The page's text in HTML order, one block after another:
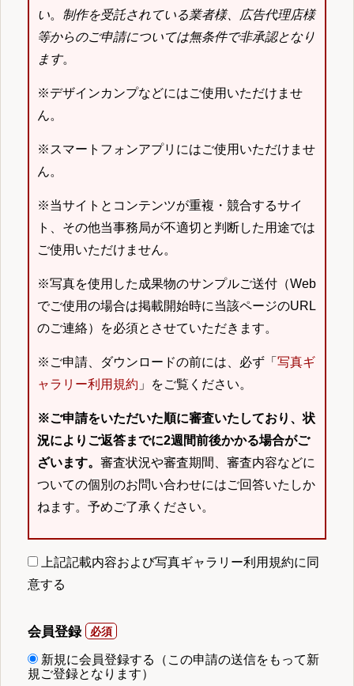
い。 制作を受託されている業者様、広告代理店様
等からのご申請については無条件で非承認となり
ます。
※デザインカンプなどにはご使用いただけませ
ん。
※スマートフォンアプリにはご使用いただけませ
ん。
※当サイトとコンテンツが重複・競合するサイ
ト、その他当事務局が不適切と判断した用途では
ご使用いただけません。
※写真を使用した成果物のサンプルご送付（Web
でご使用の場合は掲載開始時に当該ページのURL
のご連絡）を必須とさせていただきます。
※ご申請、ダウンロードの前には、必ず「 写真ギ
ャラリー利用規約 」をご覧ください。
※ご申請をいただいた順に審査いたしており、状
況によりご返答までに2週間前後かかる場合がご
ざいます。 審査状況や審査期間、審査内容などに
ついての個別のお問い合わせにはご回答いたしか
ねます。予めご了承ください。
上記記載内容および写真ギャラリー利用規約に同
意する
会員登録
新規に会員登録する（この申請の送信をもって新
規ご登録となります）